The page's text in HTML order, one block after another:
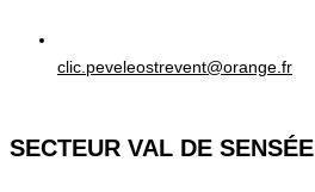
clic.peveleostrevent@orange.fr
SECTEUR VAL DE SENSÉE